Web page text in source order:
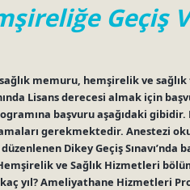
Geçiş
memuru, hemşirelik ve
Lisans derecesi almak için
başvuru aşağıdaki gibidir.
gerekmektedir. Anestezi
Dikey Geçiş Sınavı’nda
ve Sağlık Hizmetleri
yıl? Ameliyathane Hizmetleri